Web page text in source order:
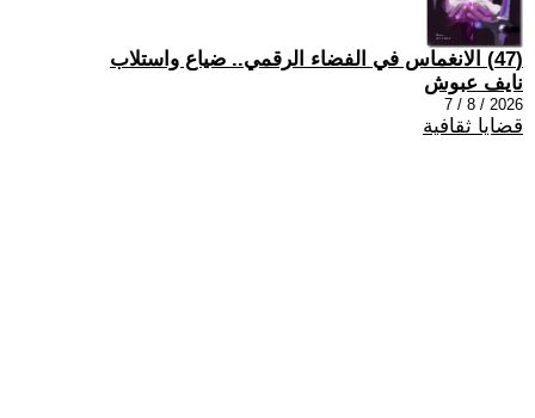
(47) الانغماس في الفضاء الرقمي.. ضياع واستلاب
نايف عبوش
2026 / 8 / 7
قضايا ثقافية